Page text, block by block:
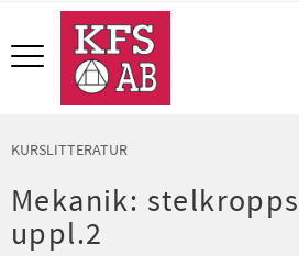
Meny
KURSLITTERATUR
Mekanik:
uppl.2